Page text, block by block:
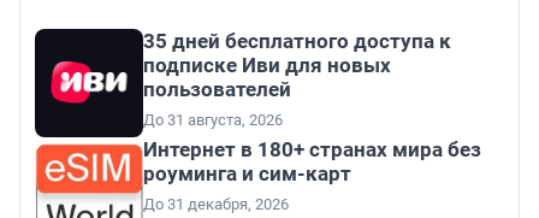
35 дней бесплатного доступа к
подписке Иви для новых
пользователей
До 31 августа, 2026
Интернет в 180+ странах мира без
роуминга и сим-карт
До 31 декабря, 2026